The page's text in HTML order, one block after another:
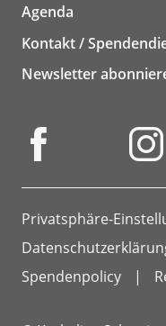
Agenda
Kontakt /
Newsletter
Privatsphäre-
Spendenpolicy